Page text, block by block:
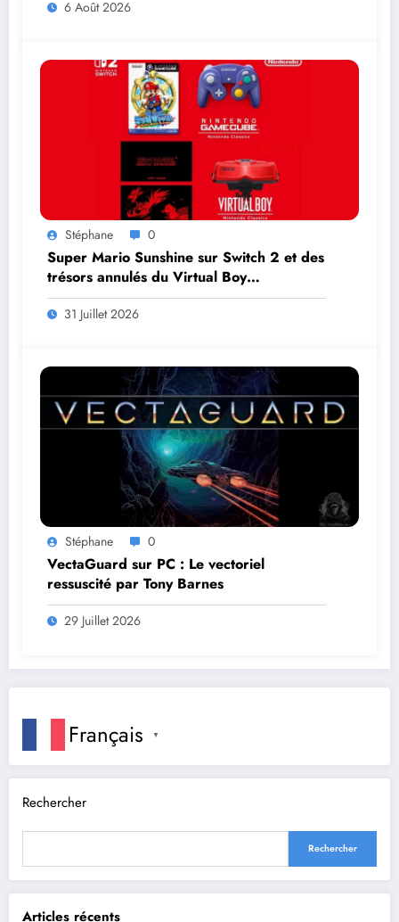
6 Août 2026
Stéphane 0
Super Mario Sunshine sur Switch 2 et des
trésors annulés du Virtual Boy
débarquent en août
31 Juillet 2026
Stéphane 0
VectaGuard sur PC : Le vectoriel
ressuscité par Tony Barnes
29 Juillet 2026
Français ▼
Rechercher
Rechercher
Articles récents